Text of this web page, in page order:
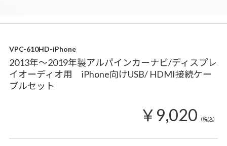
VPC-610HD-iPhone
2013年～2019年製アルパインカーナビ/ディスプレ
イオーディオ用 iPhone向けUSB/ HDMI接続ケー
ブルセット
￥9,020 （税込）